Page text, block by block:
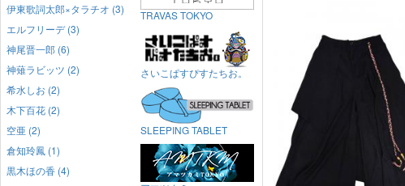
伊東歌詞太郎×タラチオ (3)
エルフリーデ (3)
神尾晋一郎 (6)
神薙ラビッツ (2)
希水しお (2)
木下百花 (2)
空亜 (2)
倉知玲鳳 (1)
黒木ほの香 (4)
TRAVAS TOKYO
さいこぱすぴすたちお。
SLEEPING TABLET